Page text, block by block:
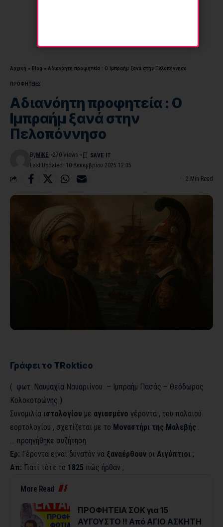
Αρχική » Blog » Αδιανόητη προφητεία : Ο Ιμπραήμ ξανά στην Πελοπόννησο
ΠΡΟΦΗΤΕΙΕΣ
Αδιανόητη προφητεία : Ο
Ιμπραήμ ξανά στην
Πελοπόννησο
Last Updated: 10 Δεκεμβρίου 2025 12:35
By MIKE 270 Views
2 Min Read
Γράφει το TRoktico
( φωτ. Ναυμαχία Ναυαριίνου – Ιμπραήμ Πασάς – Θεόδωρος
Κολοκοτρώνης )
Συνομιλία ιστολογίου με αγιασμένο γέροντα , του παλαιού
εορτολογίου , σχετίζεται με το Μοναστήρι της Μαλεβής
… προηγήθηκε συζήτηση
Ερ: Γέροντα είναι δυνατόν να ξαναέρθουν οι Αιγύπτιοι ;
Απ: Γιατί τότε το 1825 πώς ήρθαν ;
More Read
ΠΡΟΦΗΤΕΙΑ ΣΟΚ για 15
ΑΥΓΟΥΣΤΟ !! Από ΑΓΙΟ ΑΣΚΗΤΗ